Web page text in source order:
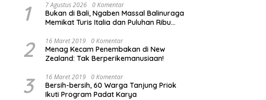
1 7 Agustus 2026 0 Komentar
Bukan di Bali, Ngaben Massal Balinuraga
Memikat Turis Italia dan Puluhan Ribu
2 16 Maret 2019 0 Komentar
Menag Kecam Penembakan di New
Zealand: Tak Berperikemanusiaan!
3 16 Maret 2019 0 Komentar
Bersih-bersih, 60 Warga Tanjung Priok
Ikuti Program Padat Karya